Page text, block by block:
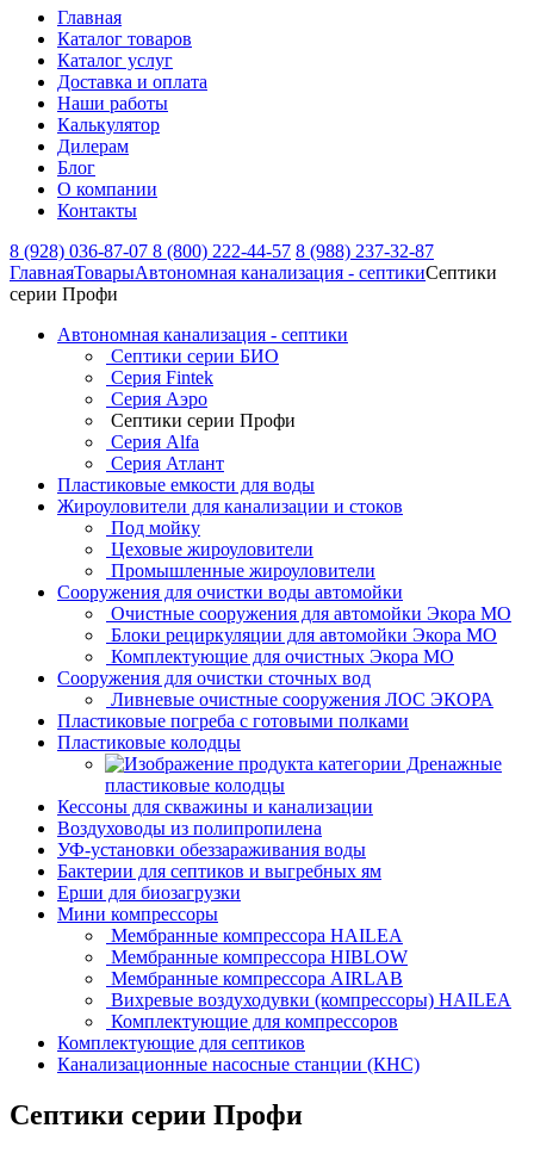
Главная
Каталог товаров
Каталог услуг
Доставка и оплата
Наши работы
Калькулятор
Дилерам
Блог
О компании
Контакты
8 (928) 036-87-07 8 (800) 222-44-57 8 (988) 237-32-87
ГлавнаяТоварыАвтономная канализация - септикиСептики
серии Профи
Автономная канализация - септики
Септики серии БИО
Серия Fintek
Серия Аэро
Септики серии Профи
Серия Alfa
Серия Атлант
Пластиковые емкости для воды
Жироуловители для канализации и стоков
Под мойку
Цеховые жироуловители
Промышленные жироуловители
Сооружения для очистки воды автомойки
Очистные сооружения для автомойки Экора МО
Блоки рециркуляции для автомойки Экора МО
Комплектующие для очистных Экора МО
Сооружения для очистки сточных вод
Ливневые очистные сооружения ЛОС ЭКОРА
Пластиковые погреба с готовыми полками
Пластиковые колодцы
Дренажные
пластиковые колодцы
Кессоны для скважины и канализации
Воздуховоды из полипропилена
УФ-установки обеззараживания воды
Бактерии для септиков и выгребных ям
Ерши для биозагрузки
Мини компрессоры
Мембранные компрессора HAILEA
Мембранные компрессора HIBLOW
Мембранные компрессора AIRLAB
Вихревые воздуходувки (компрессоры) HAILEA
Комплектующие для компрессоров
Комплектующие для септиков
Канализационные насосные станции (КНС)
Септики серии Профи